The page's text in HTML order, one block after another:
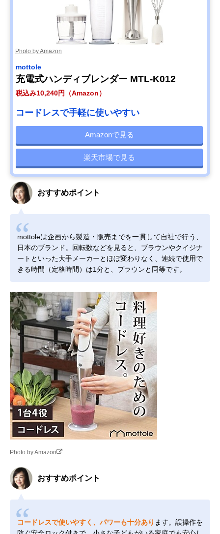
Photo by Amazon
mottole
充電式ハンディブレンダー MTL-K012
税込み10,240円（Amazon）
コードレスで手軽に使いやすい
Amazonで見る
楽天市場で見る
おすすめポイント
mottoleは企画から製造・販売までを一貫して自社で行う、
日本のブランド。回転数などを見ると、ブラウンやクイジナ
ートといった大手メーカーとほぼ変わりなく、連続で使用で
きる時間（定格時間）は1分と、ブラウンと同等です。
Photo by Amazon
おすすめポイント
コードレスで使いやすく、パワーも十分あり ます。誤操作を